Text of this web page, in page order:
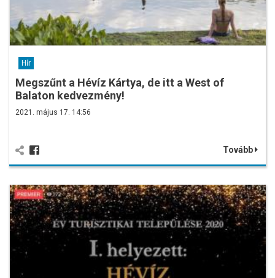
Hír
Megszűnt a Hévíz Kártya, de itt a West of
Balaton kedvezmény!
2021. május 17. 14:56
Tovább